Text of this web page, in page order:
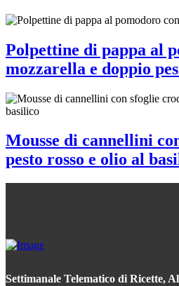
Polpettine di pappa al
mozzarella e doppio
Mousse di cannellini
pesto rosso e olio al
Settimanale Telematico di Ricette,